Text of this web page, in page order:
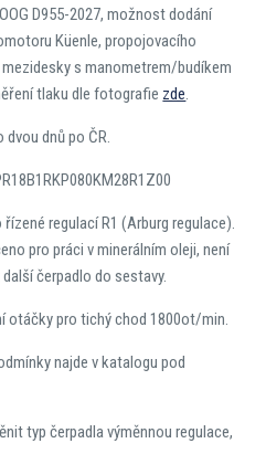
D955-2027, možnost dodání
Küenle, propojovacího
s manometrem/budíkem
tlaku dle fotografie zde.
dnů po ČR.
regulací R1 (Arburg regulace).
pro práci v minerálním oleji, není
čerpadlo do sestavy.
otáčky pro tichý chod 1800ot/min.
najde v katalogu pod
typ čerpadla výměnnou regulace,